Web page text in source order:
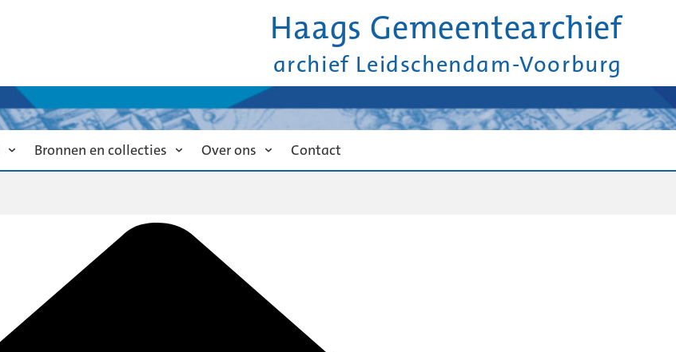
Haags Gemeentearchief
archief Leidschendam-Voorburg
Bronnen en collecties Over ons Contact